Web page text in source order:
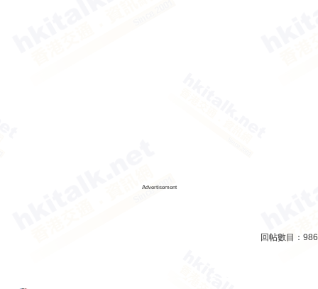
Advertisement
回帖數目： 986